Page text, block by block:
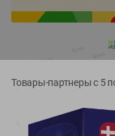
Товары-партнеры с 5